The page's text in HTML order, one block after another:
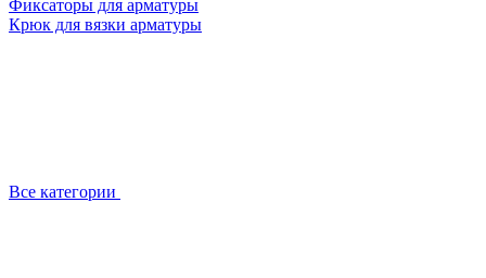
Фиксаторы для арматуры
Крюк для вязки арматуры
Все категории